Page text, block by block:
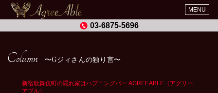
MENU
03-6875-5696
Column Gジィさんの独り言
新宿歌舞伎町の隠れ家はハプニングバー AGREEABLE（アグリー
アブル）